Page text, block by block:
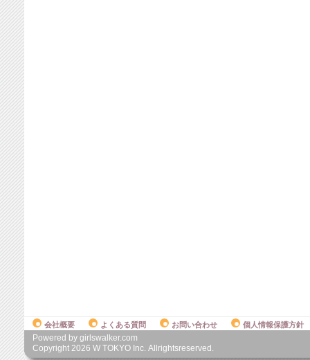
会社概要 よくある質問 お問い合わせ 個人情報保護方針
Powered by girlswalker.com
Copyright 2026 W TOKYO Inc. Allrightsreserved.